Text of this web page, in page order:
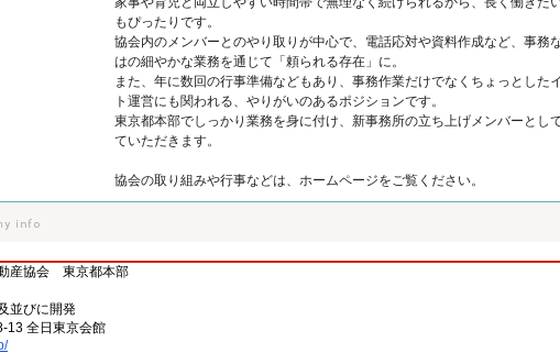
もぴったりです。
協会内のメンバーとのやり取りが中心で、電話応対や資料作成など、事務
はの細やかな業務を通じて「頼られる存在」に。
また、年に数回の行事準備などもあり、事務作業だけでなくちょっとした
ト運営にも関われる、やりがいのあるポジションです。
東京都本部でしっかり業務を身に付け、新事務所の立ち上げメンバーとし
ていただきます。
協会の取り組みや行事などは、ホームページをご覧ください。
産協会 東京都本部
並びに開発
13 全日東京会館